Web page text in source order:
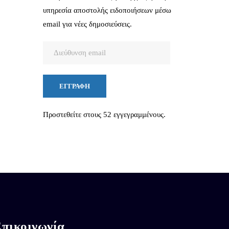
υπηρεσία αποστολής ειδοποιήσεων μέσω
email για νέες δημοσιεύσεις.
ΕΓΓΡΑΦΉ
Προστεθείτε στους 52 εγγεγραμμένους.